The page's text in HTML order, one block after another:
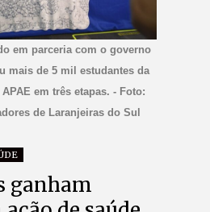
em parceria com o governo
mais de 5 mil estudantes da
em três etapas. - Foto:
de Laranjeiras do Sul
ganham